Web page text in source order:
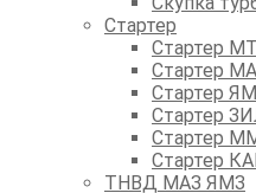
Стартер
Стартер
Стартер
Стартер
Стартер
Стартер
Стартер
ТНВД МАЗ ЯМЗ